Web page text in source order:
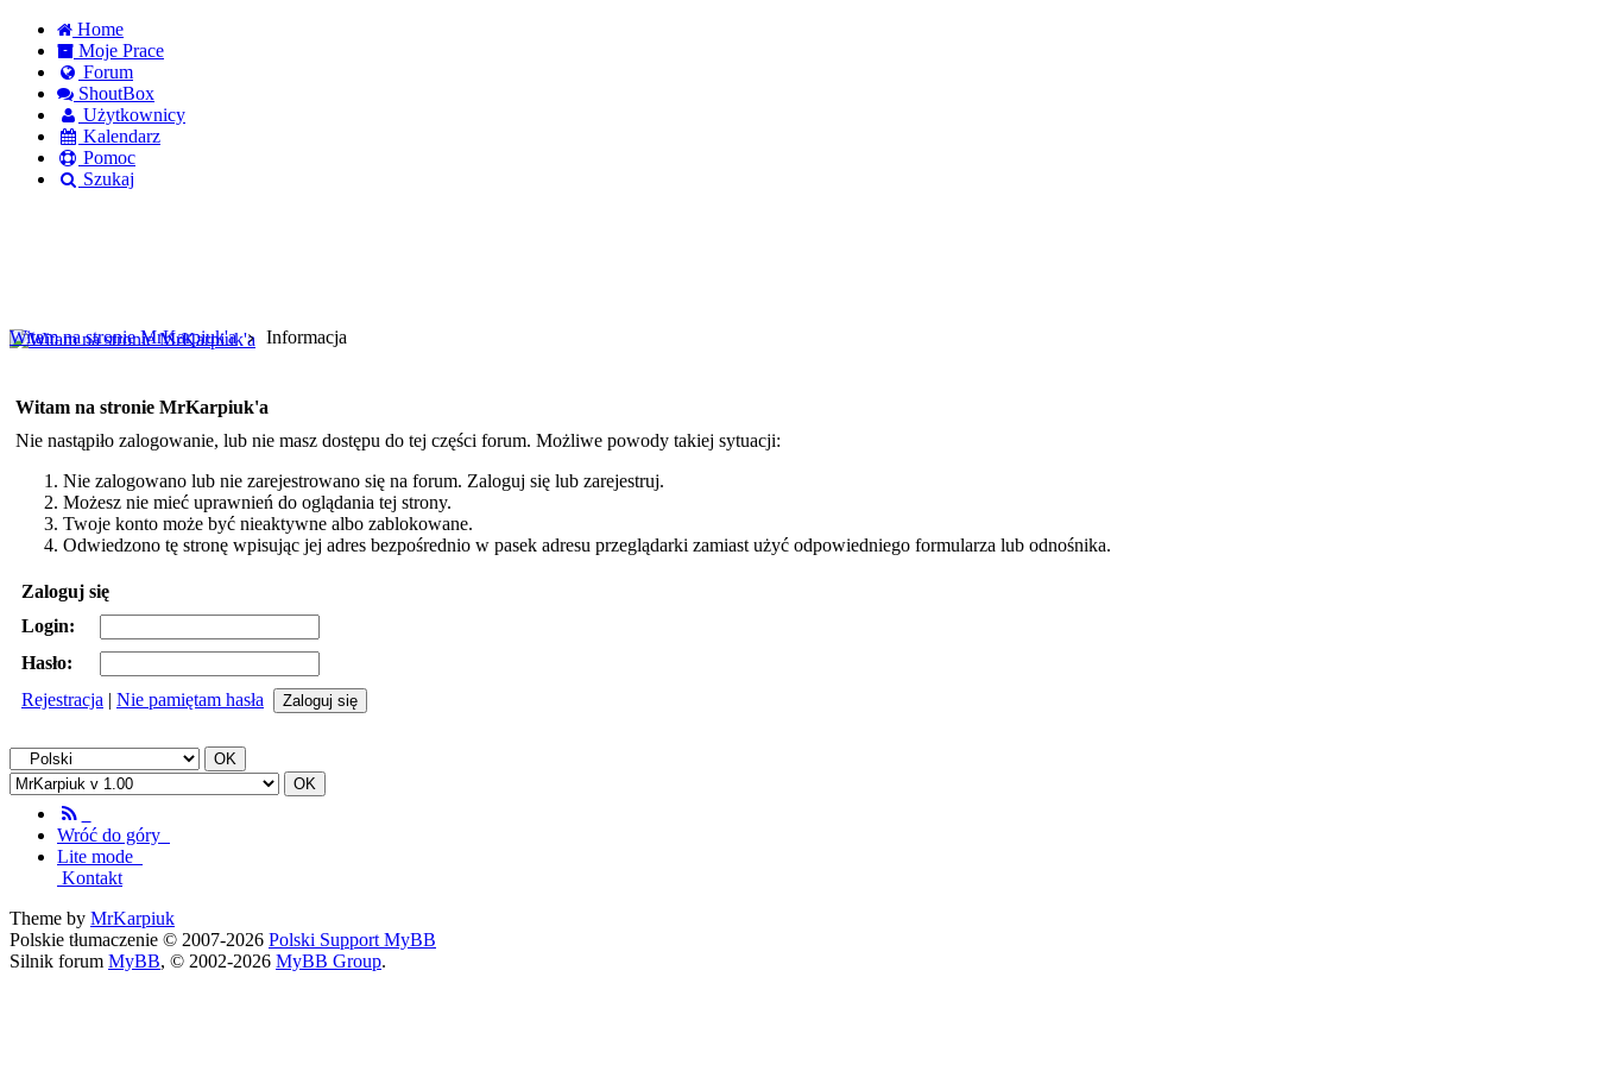
Home
Moje Prace
Forum
ShoutBox
Użytkownicy
Kalendarz
Pomoc
Szukaj
Witam na stronie MrKarpiuk'a
Informacja
Witam na stronie MrKarpiuk'a
Nie nastąpiło zalogowanie, lub nie masz dostępu do tej części forum. Możliwe powody takiej sytuacji:
Nie zalogowano lub nie zarejestrowano się na forum. Zaloguj się lub zarejestruj.
Możesz nie mieć uprawnień do oglądania tej strony.
Twoje konto może być nieaktywne albo zablokowane.
Odwiedzono tę stronę wpisując jej adres bezpośrednio w pasek adresu przeglądarki zamiast użyć odpowiedniego formularza lub odnośnika.
Zaloguj się
Login:
Hasło:
Rejestracja | Nie pamiętam hasła
Wróć do góry
Lite mode
Kontakt
Theme by MrKarpiuk
Polskie tłumaczenie © 2007-2026 Polski Support MyBB
Silnik forum MyBB, © 2002-2026 MyBB Group.